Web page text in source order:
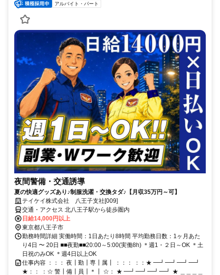
アルバイト・パート
夜間警備・交通誘導
夏の快適グッズあり♪制服洗濯・交換タダ♪【月収35万円～可】
テイケイ株式会社 八王子支社[009]
交通・アクセス 北八王子駅から徒歩圏内
日給14,000円以上
東京都八王子市
勤務時間詳細 実働時間：1日あたり8時間 平均勤務日数：1ヶ月あた
り4日 〜 20日 ■■夜勤■■20:00～5:00(実働8h) ＊週1・２日～OK ＊土
日祝のみOK ＊週4日以上OK
仕事内容 ：：： 夜┃勤┃専┃属┃ ：：： ：：★ ━┛━┛━┛━┛
★：： ：☆ 警┃備┃員┃＊┃ ☆： ★ ━┛━┛━┛━┛ ★ ＿＿＿＿